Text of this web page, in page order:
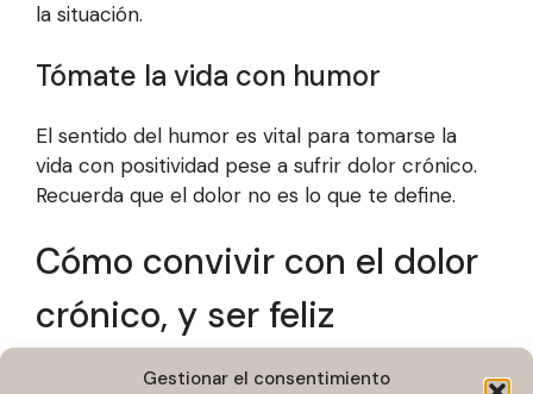
Gestionar el consentimiento
la situación.
Tómate la vida con humor
El sentido del humor es vital para tomarse la
vida con positividad pese a sufrir dolor crónico.
Recuerda que el dolor no es lo que te define.
Cómo convivir con el dolor
crónico, y ser feliz
Si quieres conocer de primera mano el caso de